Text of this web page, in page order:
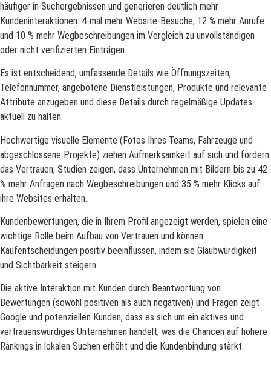
häufiger in Suchergebnissen und generieren deutlich mehr
Kundeninteraktionen: 4-mal mehr Website-Besuche, 12 % mehr Anrufe
und 10 % mehr Wegbeschreibungen im Vergleich zu unvollständigen
oder nicht verifizierten Einträgen.
Es ist entscheidend, umfassende Details wie Öffnungszeiten,
Telefonnummer, angebotene Dienstleistungen, Produkte und relevante
Attribute anzugeben und diese Details durch regelmäßige Updates
aktuell zu halten.
Hochwertige visuelle Elemente (Fotos Ihres Teams, Fahrzeuge und
abgeschlossene Projekte) ziehen Aufmerksamkeit auf sich und fördern
das Vertrauen; Studien zeigen, dass Unternehmen mit Bildern bis zu 42
% mehr Anfragen nach Wegbeschreibungen und 35 % mehr Klicks auf
ihre Websites erhalten.
Kundenbewertungen, die in Ihrem Profil angezeigt werden, spielen eine
wichtige Rolle beim Aufbau von Vertrauen und können
Kaufentscheidungen positiv beeinflussen, indem sie Glaubwürdigkeit
und Sichtbarkeit steigern.
Die aktive Interaktion mit Kunden durch Beantwortung von
Bewertungen (sowohl positiven als auch negativen) und Fragen zeigt
Google und potenziellen Kunden, dass es sich um ein aktives und
vertrauenswürdiges Unternehmen handelt, was die Chancen auf höhere
Rankings in lokalen Suchen erhöht und die Kundenbindung stärkt.